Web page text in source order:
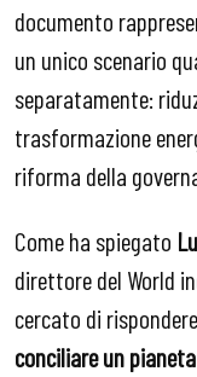
documento
un unico scenario
separatamente:
trasformazione
riforma della
Come ha spiegato
direttore del World
cercato di
conciliare un